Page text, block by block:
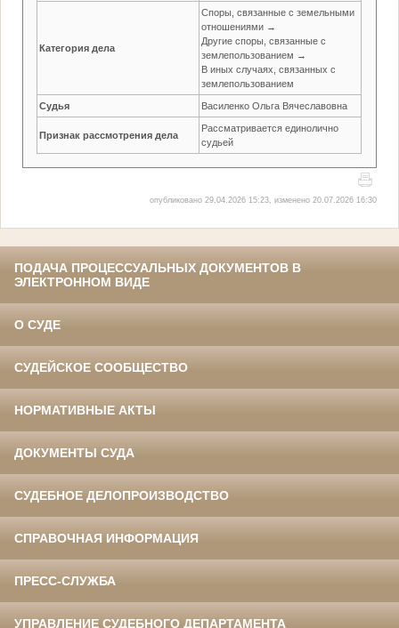
Категория дела
Споры, связанные с земельными
отношениями →
Другие споры, связанные с
землепользованием →
В иных случаях, связанных с
землепользованием
Судья Василенко Ольга Вячеславовна
Признак рассмотрения дела
Рассматривается единолично
судьей
опубликовано 29.04.2026 15:23, изменено 20.07.2026 16:30
ПОДАЧА ПРОЦЕССУАЛЬНЫХ ДОКУМЕНТОВ В
ЭЛЕКТРОННОМ ВИДЕ
О СУДЕ
СУДЕЙСКОЕ СООБЩЕСТВО
НОРМАТИВНЫЕ АКТЫ
ДОКУМЕНТЫ СУДА
СУДЕБНОЕ ДЕЛОПРОИЗВОДСТВО
СПРАВОЧНАЯ ИНФОРМАЦИЯ
ПРЕСС-СЛУЖБА
УПРАВЛЕНИЕ СУДЕБНОГО ДЕПАРТАМЕНТА